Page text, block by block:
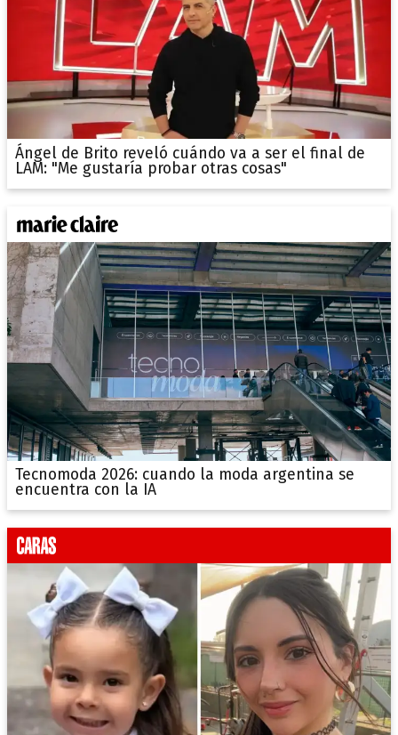
Ángel de Brito reveló cuándo va a ser el final de
LAM: "Me gustaría probar otras cosas"
Tecnomoda 2026: cuando la moda argentina se
encuentra con la IA